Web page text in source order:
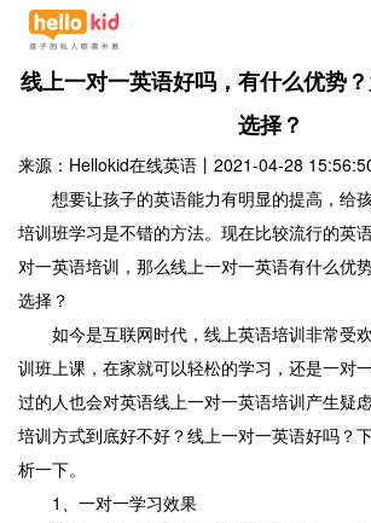
线上一对一英语好吗，有什么优势
选择？
来源：Hellokid在线英语 丨 2021-04-28
想要让孩子的英语能力有明显的提高，给
培训班学习是不错的方法。现在比较流行的英
对一英语培训，那么线上一对一英语有什么优
选择？
如今是互联网时代，线上英语培训非常受
训班上课，在家就可以轻松的学习，还是一对
过的人也会对英语线上一对一英语培训产生疑
培训方式到底好不好？线上一对一英语好吗？
析一下。
1、一对一学习效果